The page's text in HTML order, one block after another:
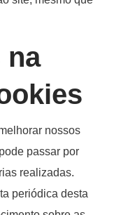
site, mesmo que
na
nossos
passar por
realizadas.
periódica desta